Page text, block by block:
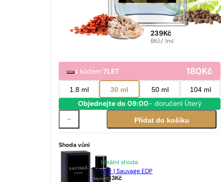
239Kč
8Kč/ 1ml
s kódem7LET 180Kč
1.8 ml 30 ml 50 ml 104 ml
Objednejte do 09:00- doručení Úterý
Přidat do košíku
Shoda vůní
Ideální shoda
Dior | Sauvage EDP
2283Kč